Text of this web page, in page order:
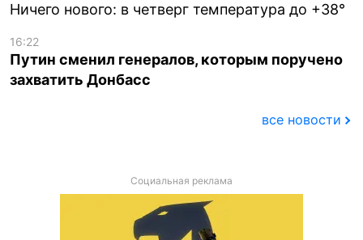
Ничего нового: в четверг температура до +38°
16:22
Путин сменил генералов, которым поручено
захватить Донбасс
все новости
Социальная реклама